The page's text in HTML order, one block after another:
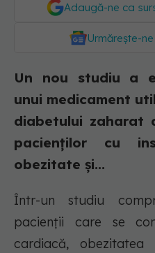
Adaugă-ne ca
Urmărește-
Un nou studiu a
unui medicament
diabetului
pacienților cu
obezitate și...
Într-un studiu
pacienții care se
cardiacă,